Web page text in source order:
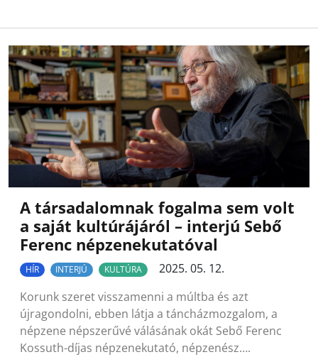
A társadalomnak fogalma sem volt
a saját kultúrájáról – interjú Sebő
Ferenc népzenekutatóval
HÍR INTERJÚ KULTÚRA
2025. 05. 12.
Korunk szeret visszamenni a múltba és azt
újragondolni, ebben látja a táncházmozgalom, a
népzene népszerűvé válásának okát Sebő Ferenc
Kossuth-díjas népzenekutató, népzenész….